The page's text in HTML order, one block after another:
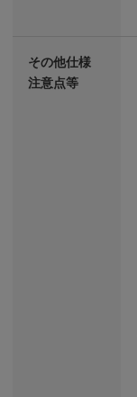
その他仕様
注意点等